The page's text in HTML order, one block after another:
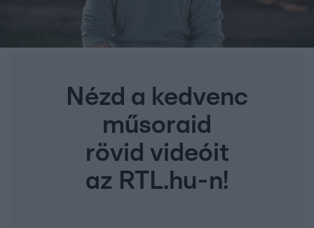
Nézd a kedvenc
műsoraid
rövid videóit
az RTL.hu-n!